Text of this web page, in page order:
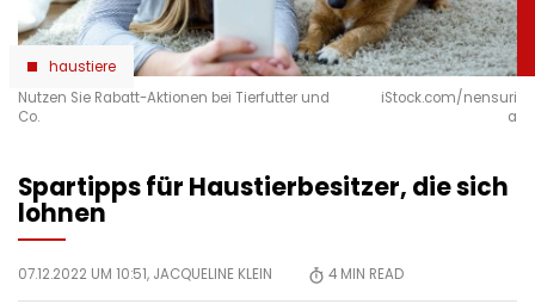
haustiere
Nutzen Sie Rabatt-Aktionen bei Tierfutter und
Co.
iStock.com/nensuri
a
Spartipps für Haustierbesitzer, die sich
lohnen
07.12.2022 UM 10:51, JACQUELINE KLEIN 4 MIN READ